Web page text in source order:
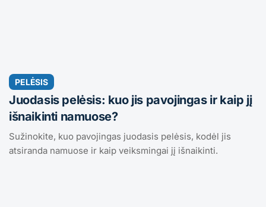
PELĖSIS
Juodasis pelėsis: kuo jis pavojingas ir kaip jį
išnaikinti namuose?
Sužinokite, kuo pavojingas juodasis pelėsis, kodėl jis
atsiranda namuose ir kaip veiksmingai jį išnaikinti.